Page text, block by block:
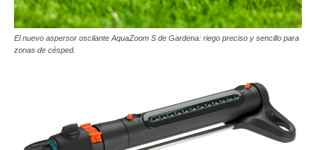
El nuevo aspersor oscilante AquaZoom S de Gardena: riego preciso y sencillo para
zonas de césped.